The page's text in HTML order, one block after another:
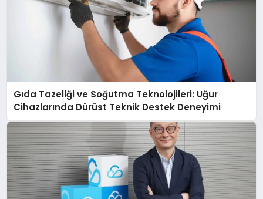
Gıda Tazeliği ve Soğutma Teknolojileri: Uğur
Cihazlarında Dürüst Teknik Destek Deneyimi